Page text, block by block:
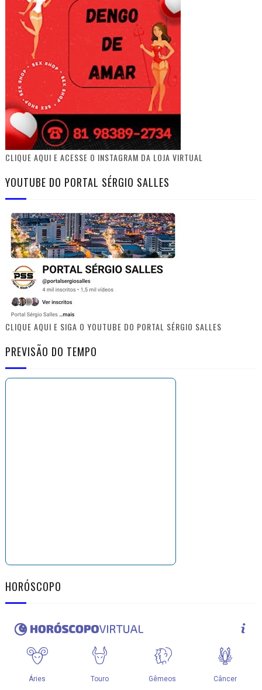
CLIQUE AQUI E ACESSE O INSTAGRAM DA LOJA VIRTUAL
YOUTUBE DO PORTAL SÉRGIO SALLES
CLIQUE AQUI E SIGA O YOUTUBE DO PORTAL SÉRGIO SALLES
PREVISÃO DO TEMPO
HORÓSCOPO